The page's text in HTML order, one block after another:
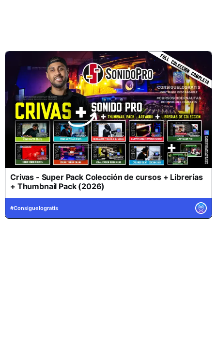
Crivas - Super Pack Colección de cursos + Librerías
+ Thumbnail Pack (2026)